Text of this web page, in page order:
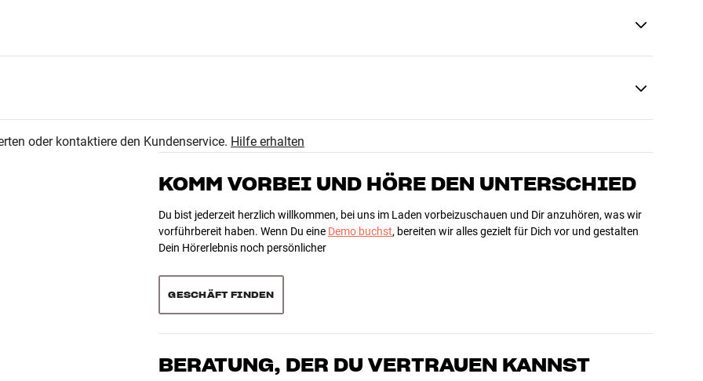
oder kontaktiere den Kundenservice. Hilfe erhalten
KOMM VORBEI UND HÖRE DEN UNTERSCHIED
Du bist jederzeit herzlich willkommen, bei uns im Laden vorbeizuschauen und Dir anzuhören, was wir
vorführbereit haben. Wenn Du eine Demo buchst, bereiten wir alles gezielt für Dich vor und gestalten
Dein Hörerlebnis noch persönlicher
GESCHÄFT FINDEN
BERATUNG, DER DU VERTRAUEN KANNST